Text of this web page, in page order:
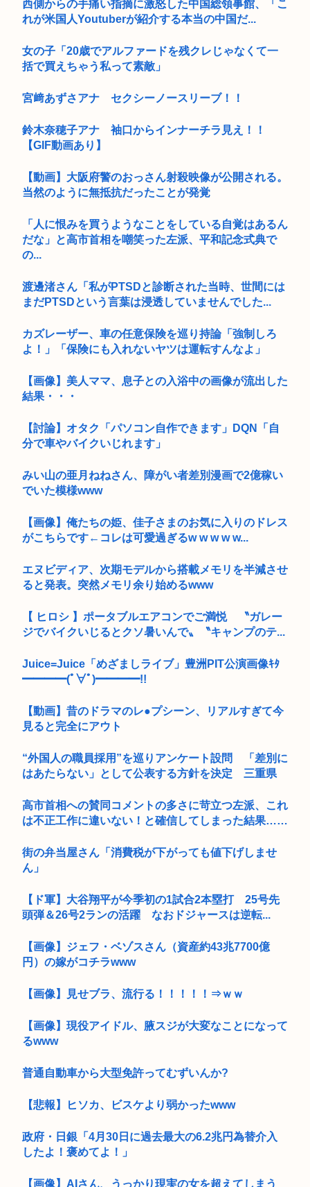
西側からの手痛い指摘に激怒した中国総領事館、「こ
れが米国人Youtuberが紹介する本当の中国だ...
女の子「20歳でアルファードを残クレじゃなくて一
括で買えちゃう私って素敵」
宮﨑あずさアナ セクシーノースリーブ！！
鈴木奈穂子アナ 袖口からインナーチラ見え！！
【GIF動画あり】
【動画】大阪府警のおっさん射殺映像が公開される。
当然のように無抵抗だったことが発覚
「人に恨みを買うようなことをしている自覚はあるん
だな」と高市首相を嘲笑った左派、平和記念式典で
の...
渡邊渚さん「私がPTSDと診断された当時、世間には
まだPTSDという言葉は浸透していませんでした...
カズレーザー、車の任意保険を巡り持論「強制しろ
よ！」「保険にも入れないヤツは運転すんなよ」
【画像】美人ママ、息子との入浴中の画像が流出した
結果・・・
【討論】オタク「パソコン自作できます」DQN「自
分で車やバイクいじれます」
みい山の亜月ねねさん、障がい者差別漫画で2億稼い
でいた模様www
【画像】俺たちの姫、佳子さまのお気に入りのドレス
がこちらです←コレは可愛過ぎるw w w w w...
エヌビディア、次期モデルから搭載メモリを半減させ
ると発表。突然メモリ余り始めるwww
【 ヒロシ 】ポータブルエアコンでご満悦 〝ガレー
ジでバイクいじるとクソ暑いんで〟〝キャンプのテ...
Juice=Juice「めざましライブ」豊洲PIT公演画像ｷﾀ
━━━━(ﾟ∀ﾟ)━━━━!!
【動画】昔のドラマのレ●プシーン、リアルすぎて今
見ると完全にアウト
“外国人の職員採用”を巡りアンケート設問 「差別に
はあたらない」として公表する方針を決定 三重県
高市首相への賛同コメントの多さに苛立つ左派、これ
は不正工作に違いない！と確信してしまった結果……
街の弁当屋さん「消費税が下がっても値下げしませ
ん」
【ド軍】大谷翔平が今季初の1試合2本塁打 25号先
頭弾＆26号2ランの活躍 なおドジャースは逆転...
【画像】ジェフ・ベゾスさん（資産約43兆7700億
円）の嫁がコチラwww
【画像】見せブラ、流行る！！！！！⇒ｗｗ
【画像】現役アイドル、腋スジが大変なことになって
るwww
普通自動車から大型免許ってむずいんか?
【悲報】ヒソカ、ビスケより弱かったwww
政府・日銀「4月30日に過去最大の6.2兆円為替介入
したよ！褒めてよ！」
【画像】AIさん、うっかり現実の女を超えてしまう